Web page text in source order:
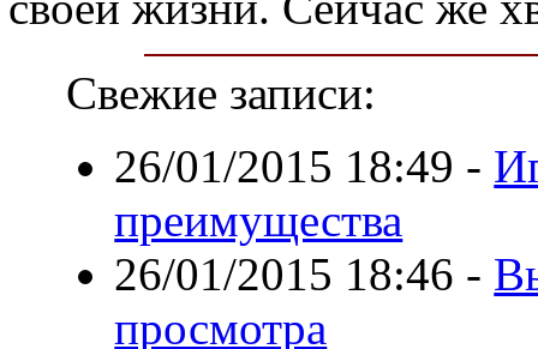
Свежие записи:
26/01/2015 18:49 -
преимущества
26/01/2015 18:46 -
просмотра